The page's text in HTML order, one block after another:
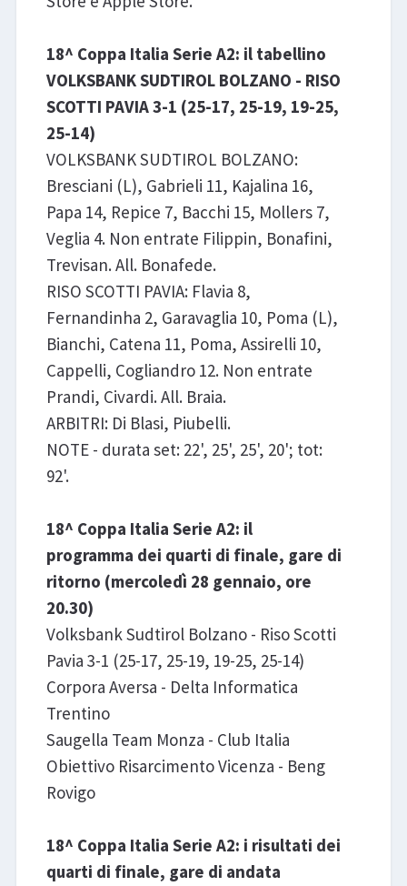
18^ Coppa Italia Serie A2: il tabellino
VOLKSBANK SUDTIROL BOLZANO - RISO
SCOTTI PAVIA 3-1 (25-17, 25-19, 19-25,
25-14)
VOLKSBANK SUDTIROL BOLZANO:
Bresciani (L), Gabrieli 11, Kajalina 16,
Papa 14, Repice 7, Bacchi 15, Mollers 7,
Veglia 4. Non entrate Filippin, Bonafini,
Trevisan. All. Bonafede.
RISO SCOTTI PAVIA: Flavia 8,
Fernandinha 2, Garavaglia 10, Poma (L),
Bianchi, Catena 11, Poma, Assirelli 10,
Cappelli, Cogliandro 12. Non entrate
Prandi, Civardi. All. Braia.
ARBITRI: Di Blasi, Piubelli.
NOTE - durata set: 22', 25', 25', 20'; tot:
92'.
18^ Coppa Italia Serie A2: il
programma dei quarti di finale, gare di
ritorno (mercoledì 28 gennaio, ore
20.30)
Volksbank Sudtirol Bolzano - Riso Scotti
Pavia 3-1 (25-17, 25-19, 19-25, 25-14)
Corpora Aversa - Delta Informatica
Trentino
Saugella Team Monza - Club Italia
Obiettivo Risarcimento Vicenza - Beng
Rovigo
18^ Coppa Italia Serie A2: i risultati dei
quarti di finale, gare di andata